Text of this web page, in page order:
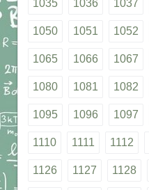
1035 1036 1037
1050 1051 1052
1065 1066 1067
1080 1081 1082
1095 1096 1097
1110 1111 1112
1126 1127 1128